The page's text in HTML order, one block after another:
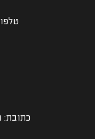
כתובת: